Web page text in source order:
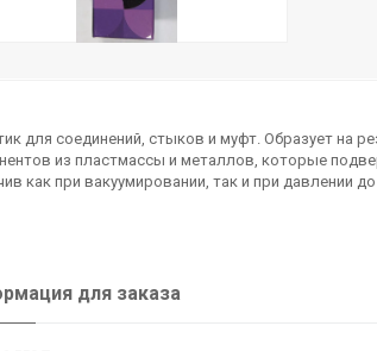
для соединений, стыков и муфт. Образует на
из пластмассы и металлов, которые
как при вакуумировании, так и при давлении до
для заказа